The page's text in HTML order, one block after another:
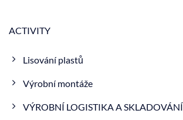
ACTIVITY
Lisování plastů
Výrobní montáže
VÝROBNÍ LOGISTIKA A SKLADOVÁNÍ